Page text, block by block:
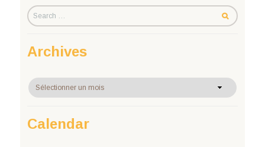
Archives
Archives
Calendar